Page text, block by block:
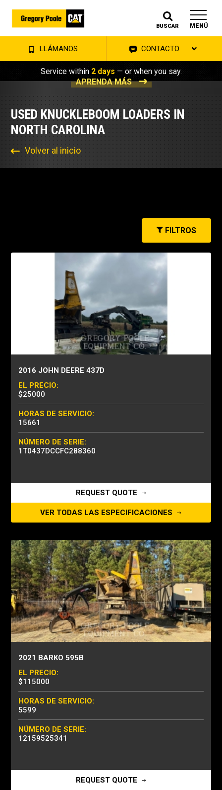
BUSCAR MENÚ
LLÁMANOS CONTACTO
Service within 2 days — or when you say.
APRENDA MÁS
USED KNUCKLEBOOM LOADERS IN
NORTH CAROLINA
Volver al inicio
FILTROS
2016 JOHN DEERE 437D
EL PRECIO:
$25000
HORAS DE SERVICIO:
15661
NÚMERO DE SERIE:
1T0437DCCFC288360
REQUEST QUOTE
VER TODAS LAS ESPECIFICACIONES
2021 BARKO 595B
EL PRECIO:
$115000
HORAS DE SERVICIO:
5599
NÚMERO DE SERIE:
12159525341
REQUEST QUOTE